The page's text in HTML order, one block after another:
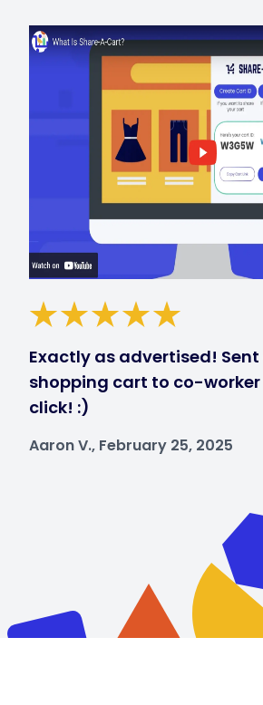
Exactly as advertised!
shopping cart to co-
click! :)
Aaron V., February 25, 2025